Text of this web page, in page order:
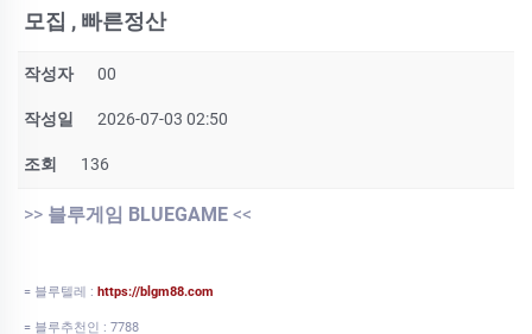
모집 , 빠른정산
작성자 00
작성일 2026-07-03 02:50
조회 136
>> 블루게임 BLUEGAME <<
= 블루텔레 : https://blgm88.com
= 블루추천인 : 7788